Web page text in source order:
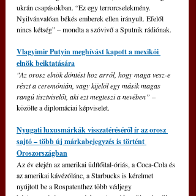
ukrán csapásokban. “Ez egy terrorcselekmény.
Nyilvánvalóan békés emberek ellen irányult. Efelől
nincs kétség” – mondta a szóvivő a Sputnik rádiónak.
Vlagyimir Putyin meghívást kapott a mexikói
elnök beiktatására
"Az orosz elnök döntést hoz arról, hogy maga vesz-e
részt a ceremónián, vagy kijelöl egy másik magas
rangú tisztviselőt, aki ezt megteszi a nevében” –
közölte a diplomáciai képviselet.
Nyugati luxusmárkák visszatéréséről ír az orosz
sajtó – több új márkabejegyzés is történt
Oroszországban
Az év elején az amerikai üdítőital-óriás, a Coca-Cola és
az amerikai kávézólánc, a Starbucks is kérelmet
nyújtott be a Rospatenthez több védjegy